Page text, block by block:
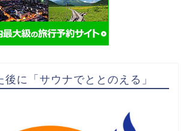
に「サウナでととのえる」